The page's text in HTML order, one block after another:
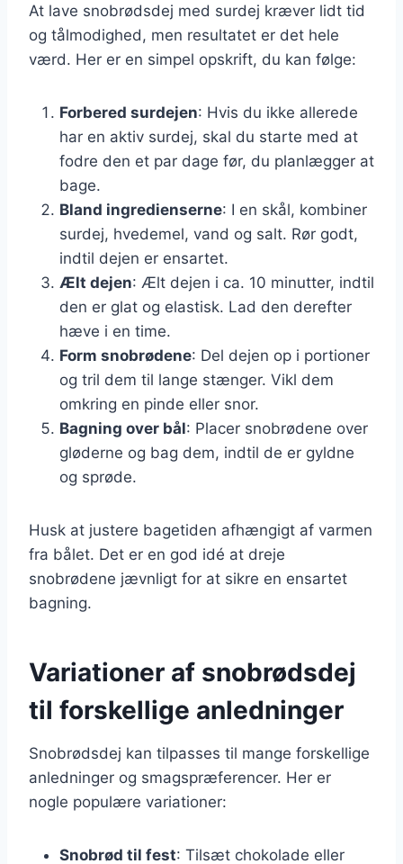
At lave snobrødsdej med surdej kræver lidt tid
og tålmodighed, men resultatet er det hele
værd. Her er en simpel opskrift, du kan følge:
Forbered surdejen: Hvis du ikke allerede
har en aktiv surdej, skal du starte med at
fodre den et par dage før, du planlægger at
bage.
Bland ingredienserne: I en skål, kombiner
surdej, hvedemel, vand og salt. Rør godt,
indtil dejen er ensartet.
Ælt dejen: Ælt dejen i ca. 10 minutter, indtil
den er glat og elastisk. Lad den derefter
hæve i en time.
Form snobrødene: Del dejen op i portioner
og tril dem til lange stænger. Vikl dem
omkring en pinde eller snor.
Bagning over bål: Placer snobrødene over
gløderne og bag dem, indtil de er gyldne
og sprøde.
Husk at justere bagetiden afhængigt af varmen
fra bålet. Det er en god idé at dreje
snobrødene jævnligt for at sikre en ensartet
bagning.
Variationer af snobrødsdej
til forskellige anledninger
Snobrødsdej kan tilpasses til mange forskellige
anledninger og smagspræferencer. Her er
nogle populære variationer:
Snobrød til fest: Tilsæt chokolade eller